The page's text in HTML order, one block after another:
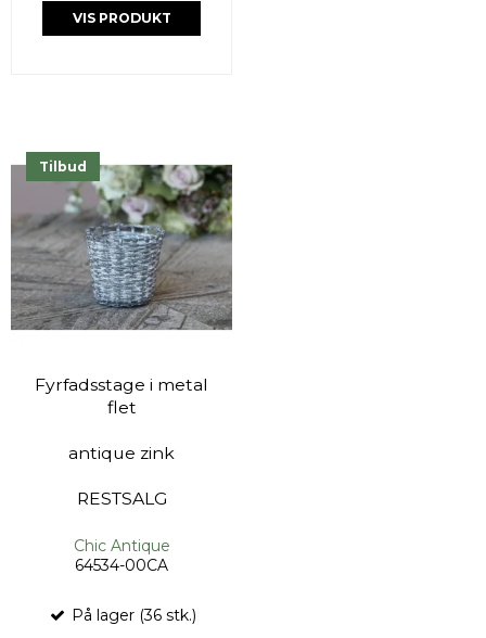
VIS PRODUKT
Tilbud
Fyrfadsstage i metal
flet
antique zink
RESTSALG
Chic Antique
64534-00CA
På lager (36 stk.)